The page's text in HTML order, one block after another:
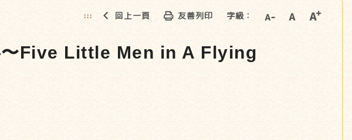
::: 回上一頁 友善列印 字級：
〜Five Little Men in A Flying